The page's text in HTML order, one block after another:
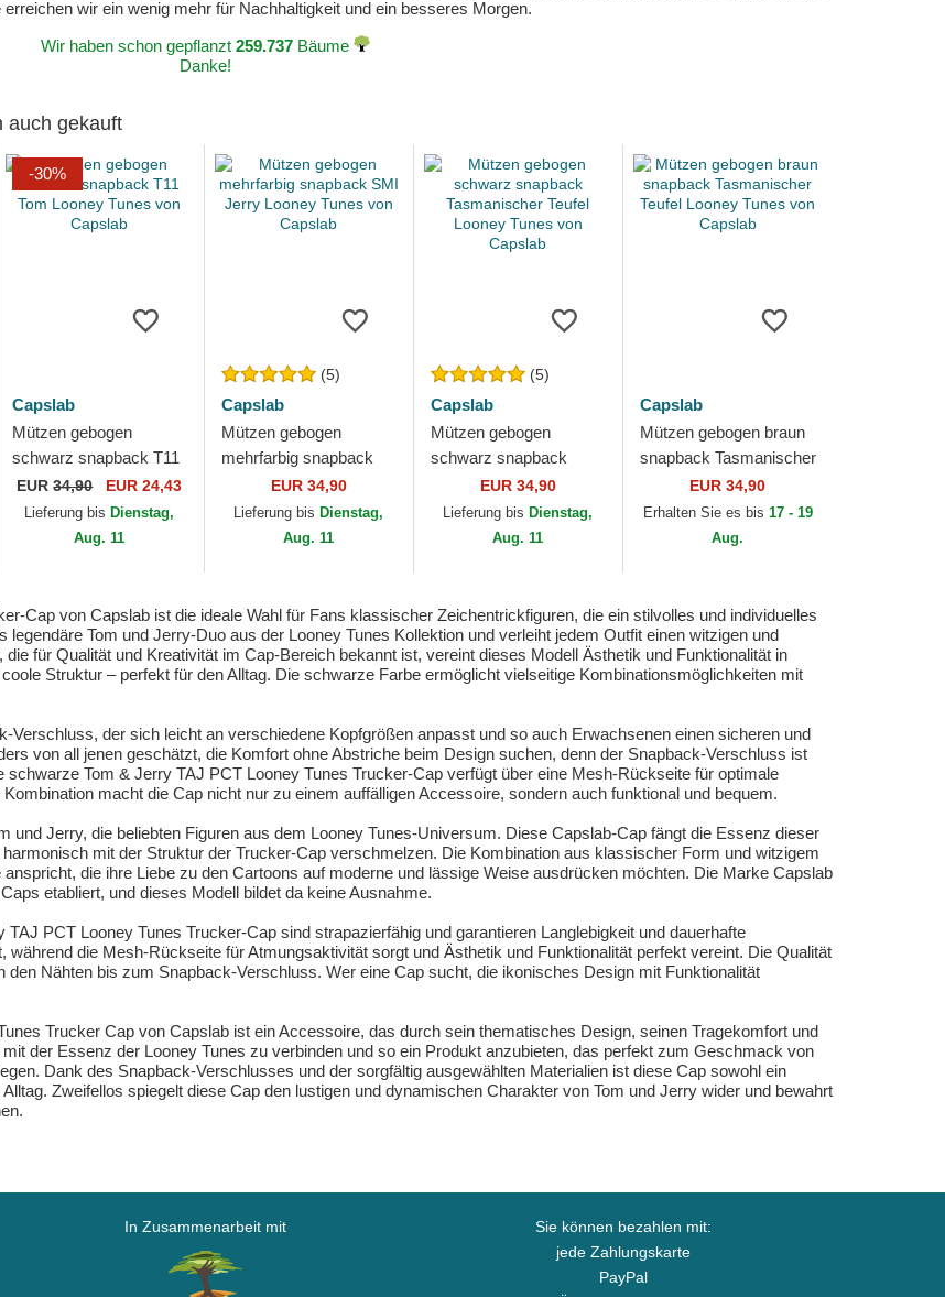
erreichen wir ein wenig mehr für Nachhaltigkeit und ein besseres Morgen.
Wir haben schon gepflanzt 259.737Bäume
Danke!
auch gekauft
-30%
Capslab
Mützen gebogen
schwarz snapback T11
Tom Looney Tunes von
Capslab
EUR34,90 EUR 24,43
Lieferung bis Dienstag,
Aug. 11
(5)
Capslab
Mützen gebogen
mehrfarbig snapback
SMI Jerry Looney
Tunes von Capslab
EUR 34,90
Lieferung bis Dienstag,
Aug. 11
(5)
Capslab
Mützen gebogen
schwarz snapback
Tasmanischer Teufel
Looney Tunes von
EUR 34,90
Lieferung bis Dienstag,
Aug. 11
Capslab
Mützen gebogen braun
snapback Tasmanischer
Teufel Looney Tunes
von Capslab
EUR 34,90
Erhalten Sie es bis 17 - 19
Aug.
Cap von Capslab ist die ideale Wahl für Fans klassischer Zeichentrickfiguren, die ein stilvolles und individuelles
Tom und Jerry-Duo aus der Looney Tunes Kollektion und verleiht jedem Outfit einen witzigen und
für Qualität und Kreativität im Cap-Bereich bekannt ist, vereint dieses Modell Ästhetik und Funktionalität in
Struktur – perfekt für den Alltag. Die schwarze Farbe ermöglicht vielseitige Kombinationsmöglichkeiten mit
Verschluss, der sich leicht an verschiedene Kopfgrößen anpasst und so auch Erwachsenen einen sicheren und
von all jenen geschätzt, die Komfort ohne Abstriche beim Design suchen, denn der Snapback-Verschluss ist
Tom & Jerry TAJ PCT Looney Tunes Trucker-Cap verfügt über eine Mesh-Rückseite für optimale
macht die Cap nicht nur zu einem auffälligen Accessoire, sondern auch funktional und bequem.
und Jerry, die beliebten Figuren aus dem Looney Tunes-Universum. Diese Capslab-Cap fängt die Essenz dieser
mit der Struktur der Trucker-Cap verschmelzen. Die Kombination aus klassischer Form und witzigem
die ihre Liebe zu den Cartoons auf moderne und lässige Weise ausdrücken möchten. Die Marke Capslab
etabliert, und dieses Modell bildet da keine Ausnahme.
PCT Looney Tunes Trucker-Cap sind strapazierfähig und garantieren Langlebigkeit und dauerhafte
während die Mesh-Rückseite für Atmungsaktivität sorgt und Ästhetik und Funktionalität perfekt vereint. Die Qualität
Nähten bis zum Snapback-Verschluss. Wer eine Cap sucht, die ikonisches Design mit Funktionalität
Trucker Cap von Capslab ist ein Accessoire, das durch sein thematisches Design, seinen Tragekomfort und
der Essenz der Looney Tunes zu verbinden und so ein Produkt anzubieten, das perfekt zum Geschmack von
Dank des Snapback-Verschlusses und der sorgfältig ausgewählten Materialien ist diese Cap sowohl ein
Zweifellos spiegelt diese Cap den lustigen und dynamischen Charakter von Tom und Jerry wider und bewahrt
In Zusammenarbeit mit
Sie können bezahlen mit:
jede Zahlungskarte
PayPal